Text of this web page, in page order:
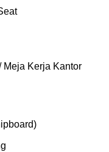
Meja Kerja Kantor